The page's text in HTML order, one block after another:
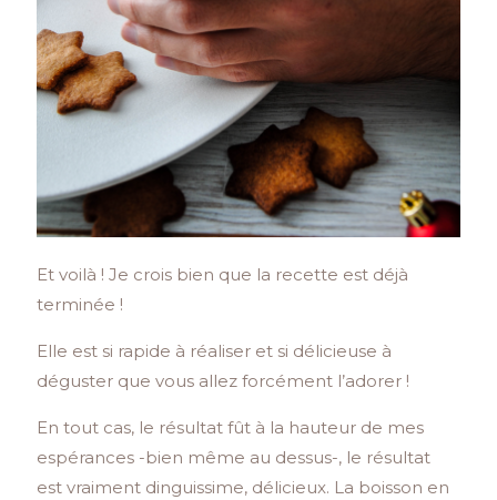
Et voilà ! Je crois bien que la recette est déjà
terminée !
Elle est si rapide à réaliser et si délicieuse à
déguster que vous allez forcément l’adorer !
En tout cas, le résultat fût à la hauteur de mes
espérances -bien même au dessus-, le résultat
est vraiment dinguissime, délicieux. La boisson en